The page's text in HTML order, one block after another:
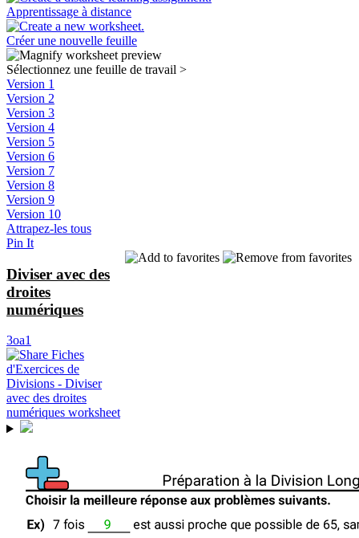
Apprentissage à distance
Créer une nouvelle feuille
Sélectionnez une feuille de travail >
Version 1
Version 2
Version 3
Version 4
Version 5
Version 6
Version 7
Version 8
Version 9
Version 10
Attrapez-les tous
Pin It
Diviser avec des
droites
numériques
3oa1